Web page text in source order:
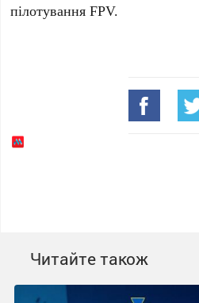
пілотування FPV.
Читайте також